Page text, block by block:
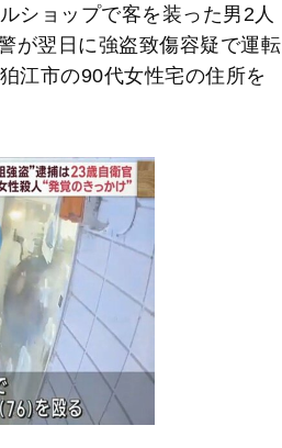
ショップで客を装った男2人
が翌日に強盗致傷容疑で運転
江市の90代女性宅の住所を